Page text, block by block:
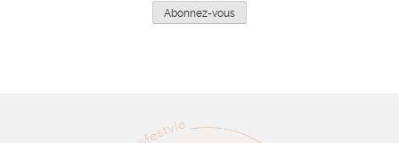
Abonnez-vous